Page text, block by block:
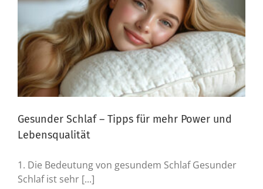
Gesunder Schlaf – Tipps für mehr Power und
Lebensqualität
1. Die Bedeutung von gesundem Schlaf Gesunder
Schlaf ist sehr [...]